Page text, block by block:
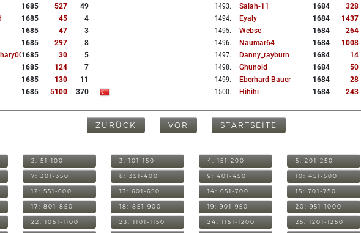
1685 527
49
1685 45
4
1685 47
3
1685 297
8
1685 30
5
1685 124
7
1685 130
11
1685 5100 370
1493. Salah-11 1684 328
1494. Eyaly 1684 1437
1495. Webse 1684 264
1496. Naumar64 1684 1008
1497. Danny_rayburn 1684 14
1498. Ghunold 1684 50
1499. Eberhard Bauer 1684 28
1500. Hihihi 1684 243
ZURÜCK VOR STARTSEITE
2: 51-100 3: 101-150 4: 151-200 5: 201-250
7: 301-350 8: 351-400 9: 401-450 10: 451-500
12: 551-600 13: 601-650 14: 651-700 15: 701-750
17: 801-850 18: 851-900 19: 901-950 20: 951-1000
22: 1051-1100 23: 1101-1150 24: 1151-1200 25: 1201-1250